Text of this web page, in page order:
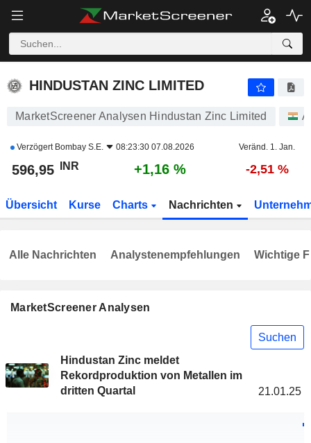
HINDUSTAN ZINC LIMITED
HINDUSTAN ZINC LIMITED
MarketScreener Analysen Hindustan Zinc Limited
Verzögert Bombay S.E. 08:23:30 07.08.2026 Veränd. 1. Jan.
596,95 INR +1,16 % -2,51 %
Übersicht Kurse Charts Nachrichten
MarketScreener Analysen
Suchen
Hindustan Zinc meldet
Rekordproduktion von Metallen im
dritten Quartal
21.01.25
Alle Nachrichten Analystenempfehlungen Wichtige